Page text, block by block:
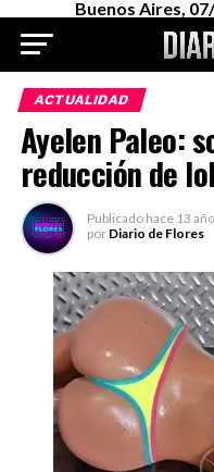
Buenos Aires,
ACTUALIDAD
Ayelen Paleo:
reducción de
Publicado hace 13
por Diario de Flores